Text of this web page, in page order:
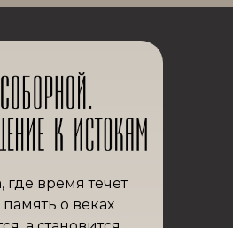
где время течет
о веках